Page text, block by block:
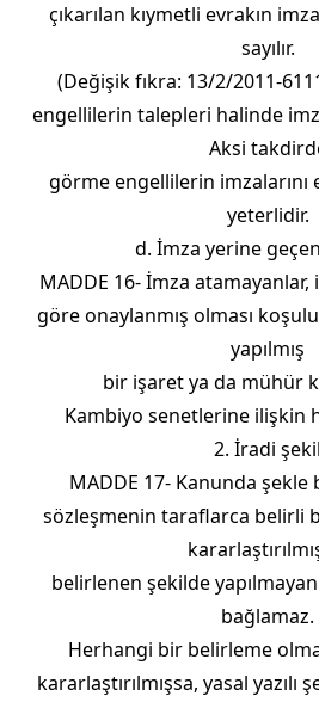
çıkarılan kıymetli evrakın
sayılır.
(Değişik fıkra: 13/2/2011-
engellilerin talepleri halinde
Aksi
görme engellilerin imzalarını
yeterlidir.
d. İmza yerine
MADDE 16- İmza
göre onaylanmış olması
yapılmış
bir işaret ya da mühür
Kambiyo senetlerine ilişkin
2. İradi şekil
MADDE 17- Kanunda şekle
sözleşmenin taraflarca belirli
belirlenen şekilde
bağlamaz.
Herhangi bir belirleme
kararlaştırılmışsa, yasal